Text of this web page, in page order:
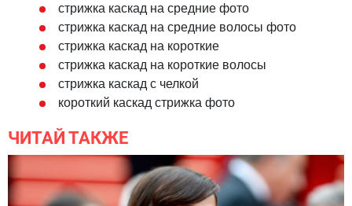
стрижка каскад на средние фото
стрижка каскад на средние волосы фото
стрижка каскад на короткие
стрижка каскад на короткие волосы
стрижка каскад с челкой
короткий каскад стрижка фото
ЧИТАЙ ТАКЖЕ